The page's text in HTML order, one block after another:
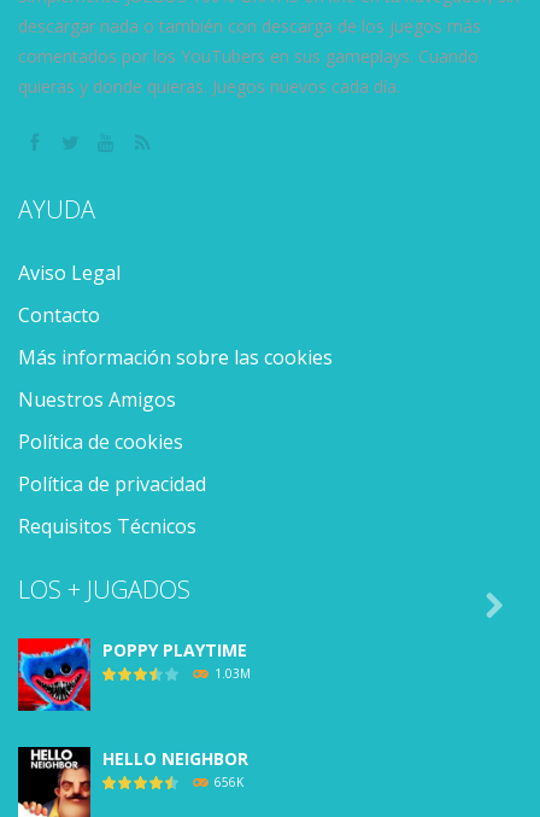
descargar nada o también con descarga de los juegos más
comentados por los YouTubers en sus gameplays. Cuando
quieras y donde quieras. Juegos nuevos cada día.
AYUDA
Aviso Legal
Contacto
Más información sobre las cookies
Nuestros Amigos
Política de cookies
Política de privacidad
Requisitos Técnicos
LOS + JUGADOS
POPPY PLAYTIME
1.03M
HELLO NEIGHBOR
656K
